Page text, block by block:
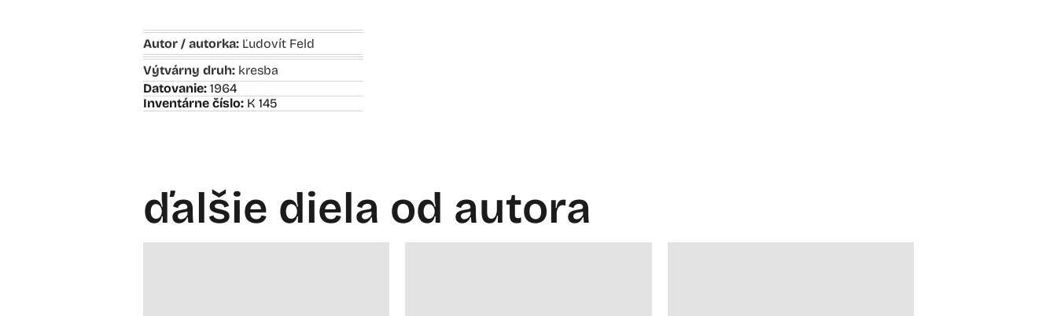
Autor / autorka: Ľudovít Feld
Výtvárny druh: kresba
Datovanie: 1964
Inventárne číslo: K 145
ďalšie diela od autora